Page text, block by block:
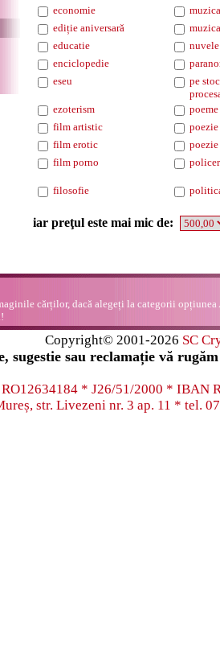
economie
ediție aniversară
educatie
nuvele
enciclopedie
eseu
pe
ezoterism
poeme
film artistic
poezie
film erotic
film porno
filosofie
iar preţul este mai mic de:
cărților, dacă alegeți la categorii opțiunea
Copyright© 2001-2026 SC
sugestie sau reclamație vă
* J26/51/2000 * IBAN
str. Livezeni nr. 3 ap. 11 * tel.